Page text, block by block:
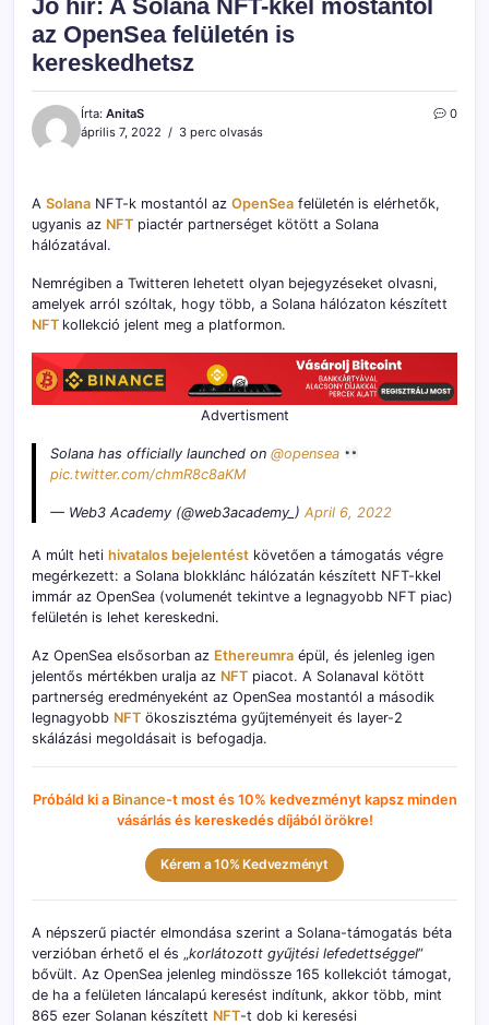
Jó hír: A Solana NFT-kkel mostantól
az OpenSea felületén is
kereskedhetsz
Írta: AnitaS
április 7, 2022
3 perc olvasás
0
A Solana NFT-k mostantól az OpenSea felületén is elérhetők,
ugyanis az NFT piactér partnerséget kötött a Solana
hálózatával.
Nemrégiben a Twitteren lehetett olyan bejegyzéseket olvasni,
amelyek arról szóltak, hogy több, a Solana hálózaton készített
NFT kollekció jelent meg a platformon.
Advertisment
Solana has officially launched on @opensea
pic.twitter.com/chmR8c8aKM
— Web3 Academy (@web3academy_) April 6, 2022
A múlt heti hivatalos bejelentést követően a támogatás végre
megérkezett: a Solana blokklánc hálózatán készített NFT-kkel
immár az OpenSea (volumenét tekintve a legnagyobb NFT piac)
felületén is lehet kereskedni.
Az OpenSea elsősorban az Ethereumra épül, és jelenleg igen
jelentős mértékben uralja az NFT piacot. A Solanaval kötött
partnerség eredményeként az OpenSea mostantól a második
legnagyobb NFT ökoszisztéma gyűjteményeit és layer-2
skálázási megoldásait is befogadja.
Próbáld ki a Binance-t most és 10% kedvezményt kapsz minden
vásárlás és kereskedés díjából örökre!
Kérem a 10% Kedvezményt
A népszerű piactér elmondása szerint a Solana-támogatás béta
verzióban érhető el és „korlátozott gyűjtési lefedettséggel”
bővült. Az OpenSea jelenleg mindössze 165 kollekciót támogat,
de ha a felületen láncalapú keresést indítunk, akkor több, mint
865 ezer Solanan készített NFT-t dob ki keresési